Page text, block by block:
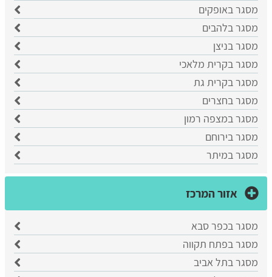
מסגר באופקים
מסגר בלהבים
מסגר בניצן
מסגר בקרית מלאכי
מסגר בקרית גת
מסגר בחצרים
מסגר במצפה רמון
מסגר בירוחם
מסגר במיתר
אזור המרכז
מסגר בכפר סבא
​מסגר בפתח תקווה
​מסגר בתל אביב